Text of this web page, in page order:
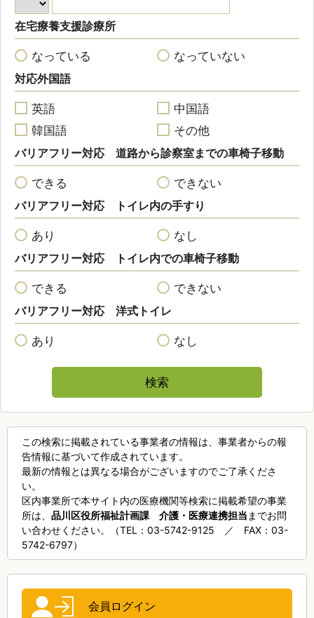
在宅療養支援診療所
なっている なっていない
対応外国語
英語
中国語
韓国語
その他
バリアフリー対応 道路から診察室までの車椅子移動
できる できない
バリアフリー対応 トイレ内の手すり
あり なし
バリアフリー対応 トイレ内での車椅子移動
できる できない
バリアフリー対応 洋式トイレ
あり なし
この検索に掲載されている事業者の情報は、事業者からの報
告情報に基づいて作成されています。
最新の情報とは異なる場合がございますのでご了承くださ
い。
区内事業所で本サイト内の医療機関等検索に掲載希望の事業
所は、 品川区役所福祉計画課 介護・医療連携担当までお問
い合わせください。（TEL：03-5742-9125 ／ FAX：03-
5742-6797）
会員ログイン